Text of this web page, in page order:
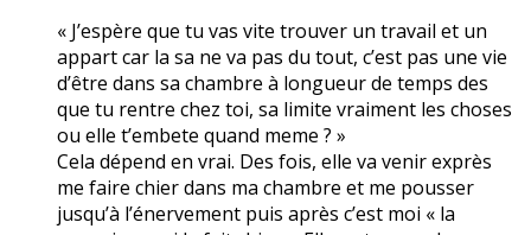
« J’espère que tu vas vite trouver un travail et un
appart car la sa ne va pas du tout, c’est pas une vie
d’être dans sa chambre à longueur de temps des
que tu rentre chez toi, sa limite vraiment les choses
ou elle t’embete quand meme ? »
Cela dépend en vrai. Des fois, elle va venir exprès
me faire chier dans ma chambre et me pousser
jusqu’à l’énervement puis après c’est moi « la